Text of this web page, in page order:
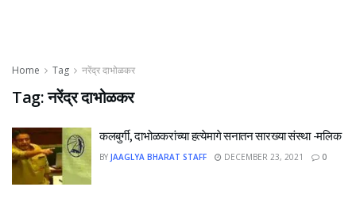
Home Tag नरेंद्र दाभोळकर
Tag:नरेंद्र दाभोळकर
कलबुर्गी, दाभोळकरांच्या हत्येमागे सनातन सारख्या संस्था -मलिक
BY JAAGLYA BHARAT STAFF DECEMBER 23, 2021 0